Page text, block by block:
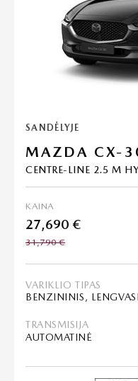
SANDĖLYJE
MAZDA CX-
CENTRE-LINE 2.5 M
KAINA
27,690 €
31,790 €
VARIKLIO TIPAS
TRANSMISIJA
AUTOMATINĖ